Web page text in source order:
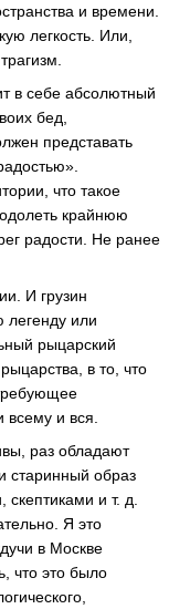
и времени.
легкость. Или,
в себе абсолютный
бед,
представать
что такое
крайнюю
радости. Не ранее
И грузин
легенду или
рыцарский
в то, что
всему и вся.
раз обладают
старинный образ
скептиками и т. д.
Я это
в Москве
что это было